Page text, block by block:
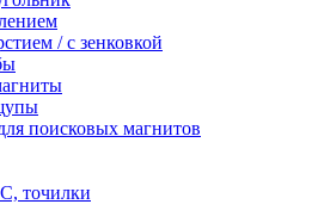
/ с зенковкой
поисковых магнитов
точилки